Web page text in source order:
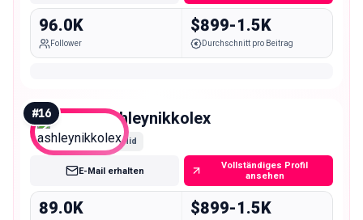
96.0K
Follower
$899-1.5K
Durchschnitt pro Beitrag
#16 ashleynikkolex
Mid
E-Mail erhalten
Vollständiges Profil
ansehen
89.0K $899-1.5K